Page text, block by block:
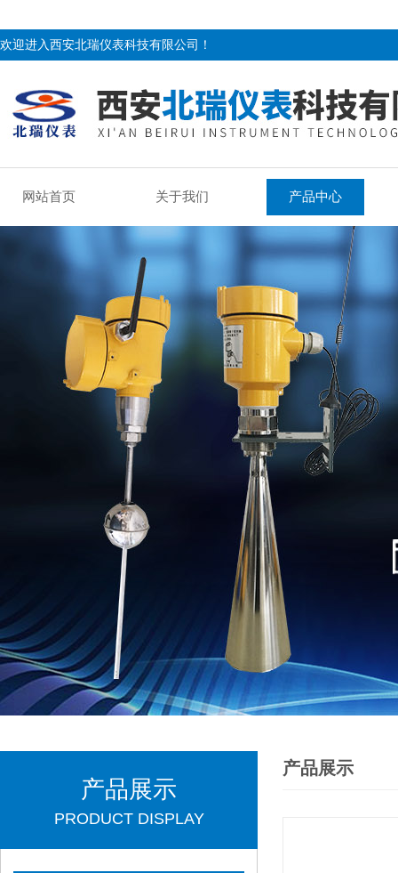
欢迎进入西安北瑞仪表科技有限公司！
网站首页 关于我们 产品中心
产品展示
PRODUCT DISPLAY
产品展示